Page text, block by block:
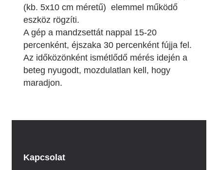
(kb. 5x10 cm méretű) elemmel működő
eszköz rögzíti.
A gép a mandzsettát nappal 15-20
percenként, éjszaka 30 percenként fújja fel.
Az időközönként ismétlődő mérés idején a
beteg nyugodt, mozdulatlan kell, hogy
maradjon.
Kapcsolat